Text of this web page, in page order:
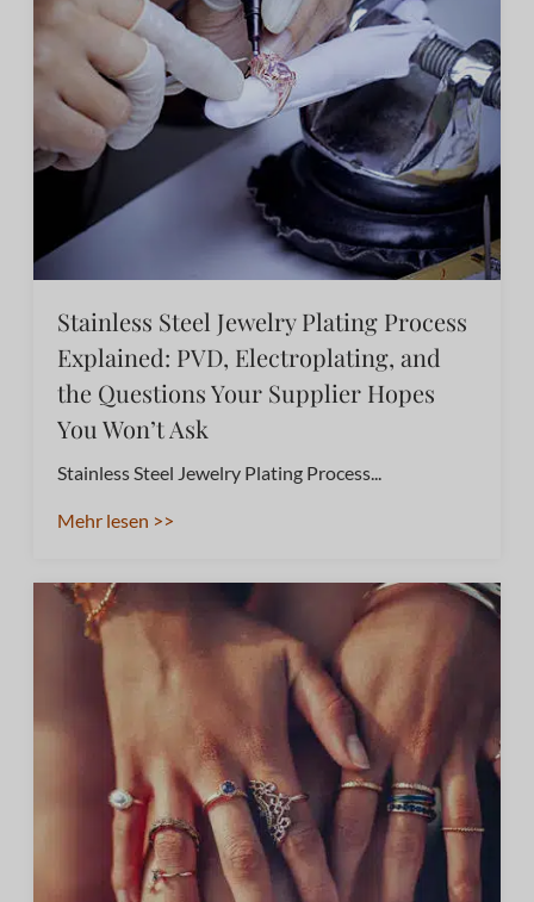
Stainless Steel Jewelry Plating Process
Explained: PVD, Electroplating, and
the Questions Your Supplier Hopes
You Won’t Ask
Stainless Steel Jewelry Plating Process...
Mehr lesen >>